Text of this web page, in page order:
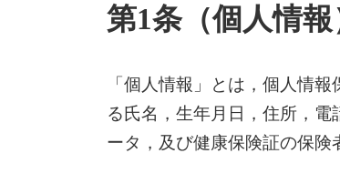
第1条（個人情報
「個人情報」とは，個人情
る氏名，生年月日，住所，
ータ，及び健康保険証の保険